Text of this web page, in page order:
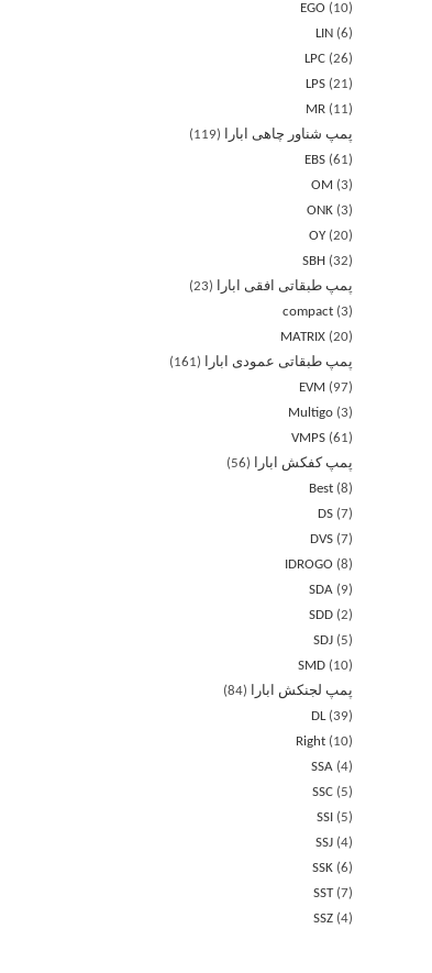
EGO
10
LIN 6
LPC 26
LPS 21
MR
11
پمپ شناور چاهی ابارا
119
EBS 61
OM
3
ONK 3
OY 20
SBH 32
پمپ طبقاتی افقی ابارا
23
compact 3
MATRIX 20
پمپ طبقاتی عمودی ابارا
161
EVM
97
Multigo 3
VMPS 61
پمپ کفکش ابارا
56
Best 8
DS 7
DVS 7
IDROGO
8
SDA
9
SDD 2
SDJ
5
SMD
10
پمپ لجنکش ابارا
84
DL 39
Right
10
SSA 4
SSC
5
SSI
5
SSJ 4
SSK 6
SST 7
SSZ 4